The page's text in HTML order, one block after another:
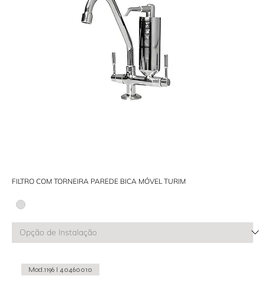
FILTRO COM TORNEIRA PAREDE BICA MÓVEL TURIM
Mod.1196 I 40460010